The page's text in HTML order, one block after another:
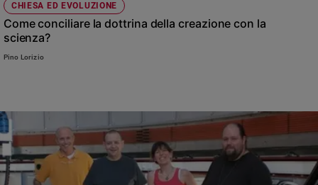
CHIESA ED EVOLUZIONE
Come conciliare la dottrina della creazione con la
scienza?
Pino Lorizio